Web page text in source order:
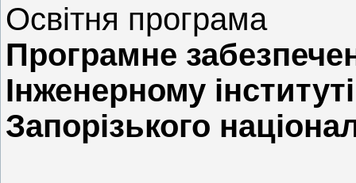
Освітня програма
Програмне
Інженерному інституті
Запорізького